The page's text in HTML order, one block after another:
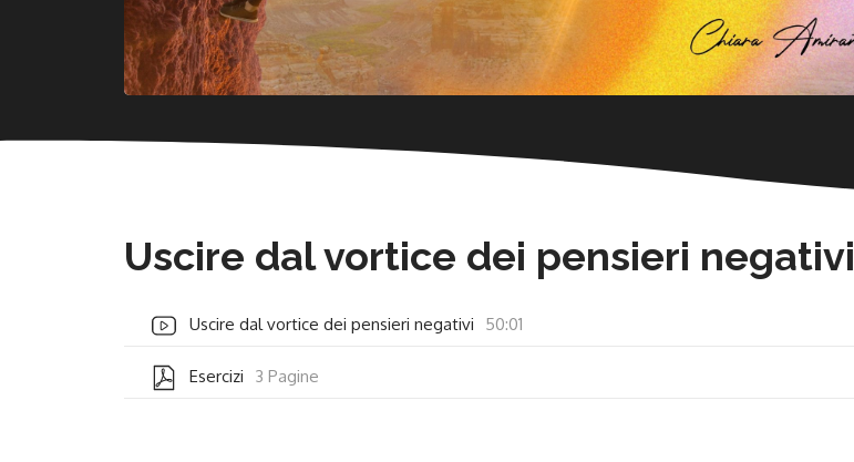
Uscire dal vortice dei pensieri negativi
Uscire dal vortice dei pensieri negativi 50:01
Esercizi 3 Pagine